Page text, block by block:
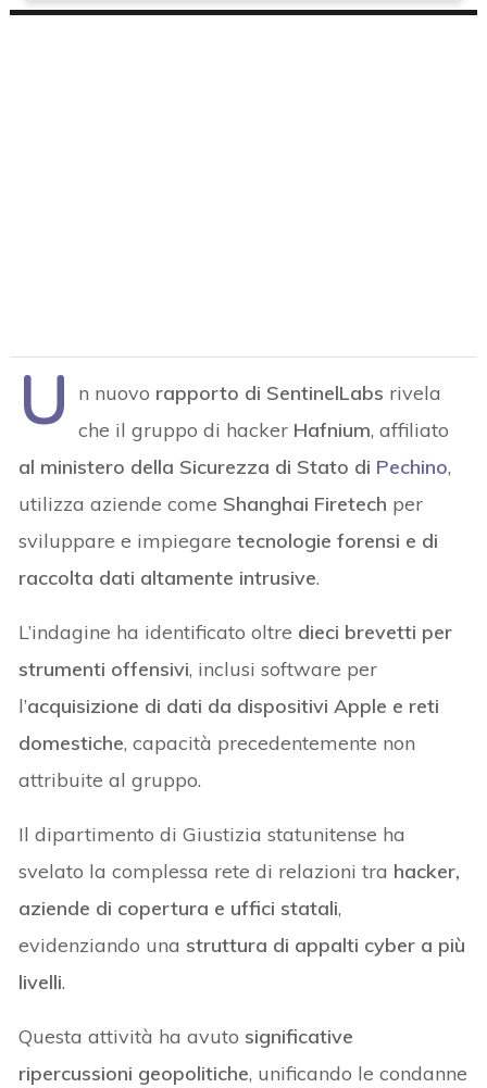
U n nuovo rapporto di SentinelLabs rivela
che il gruppo di hacker Hafnium, affiliato
al ministero della Sicurezza di Stato di Pechino,
utilizza aziende come Shanghai Firetech per
sviluppare e impiegare tecnologie forensi e di
raccolta dati altamente intrusive.
L’indagine ha identificato oltre dieci brevetti per
strumenti offensivi, inclusi software per
l’acquisizione di dati da dispositivi Apple e reti
domestiche, capacità precedentemente non
attribuite al gruppo.
Il dipartimento di Giustizia statunitense ha
svelato la complessa rete di relazioni tra hacker,
aziende di copertura e uffici statali,
evidenziando una struttura di appalti cyber a più
livelli.
Questa attività ha avuto significative
ripercussioni geopolitiche, unificando le condanne